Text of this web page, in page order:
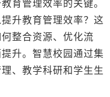
育管理效率的关键。
升教育管理效率？这
整合资源、优化流
升。智慧校园通过集
、教学科研和学生生